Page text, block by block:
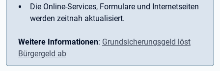
Die Online-Services, Formulare und Internetseiten
werden zeitnah aktualisiert.
Weitere Informationen: Grundsicherungsgeld löst
Bürgergeld ab